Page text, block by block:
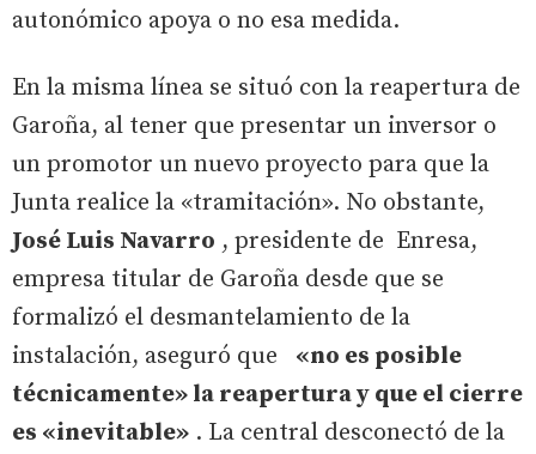
autonómico apoya o no esa medida.
En la misma línea se situó con la reapertura de
Garoña, al tener que presentar un inversor o
un promotor un nuevo proyecto para que la
Junta realice la «tramitación». No obstante,
José Luis Navarro , presidente de Enresa,
empresa titular de Garoña desde que se
formalizó el desmantelamiento de la
instalación, aseguró que «no es posible
técnicamente» la reapertura y que el cierre
es «inevitable» . La central desconectó de la